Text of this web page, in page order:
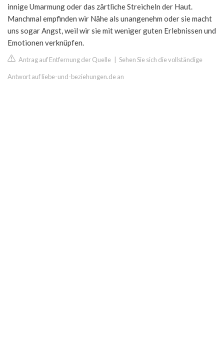
innige Umarmung oder das zärtliche Streicheln der Haut.
Manchmal empfinden wir Nähe als unangenehm oder sie macht
uns sogar Angst, weil wir sie mit weniger guten Erlebnissen und
Emotionen verknüpfen.
Antrag auf Entfernung der Quelle Sehen Sie sich die vollständige
Antwort auf liebe-und-beziehungen.de an